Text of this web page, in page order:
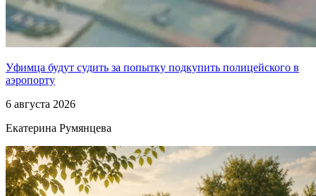
Уфимца будут судить за попытку подкупить полицейского в
аэропорту
6 августа 2026
Екатерина Румянцева